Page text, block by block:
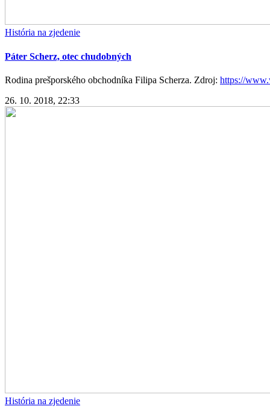
História na zjedenie
Páter Scherz, otec chudobných
Rodina prešporského obchodníka Filipa Scherza. Zdroj: https://
26. 10. 2018, 22:33
História na zjedenie